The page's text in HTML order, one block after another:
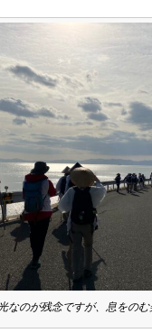
なのが残念ですが、息をのむ